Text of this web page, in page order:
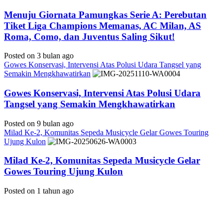
Menuju Giornata Pamungkas Serie A: Perebutan
Tiket Liga Champions Memanas, AC Milan, AS
Roma, Como, dan Juventus Saling Sikut!
Posted on 3 bulan ago
Gowes Konservasi, Intervensi Atas Polusi Udara Tangsel yang
Semakin Mengkhawatirkan
Gowes Konservasi, Intervensi Atas Polusi Udara
Tangsel yang Semakin Mengkhawatirkan
Posted on 9 bulan ago
Milad Ke-2, Komunitas Sepeda Musicycle Gelar Gowes Touring
Ujung Kulon
Milad Ke-2, Komunitas Sepeda Musicycle Gelar
Gowes Touring Ujung Kulon
Posted on 1 tahun ago